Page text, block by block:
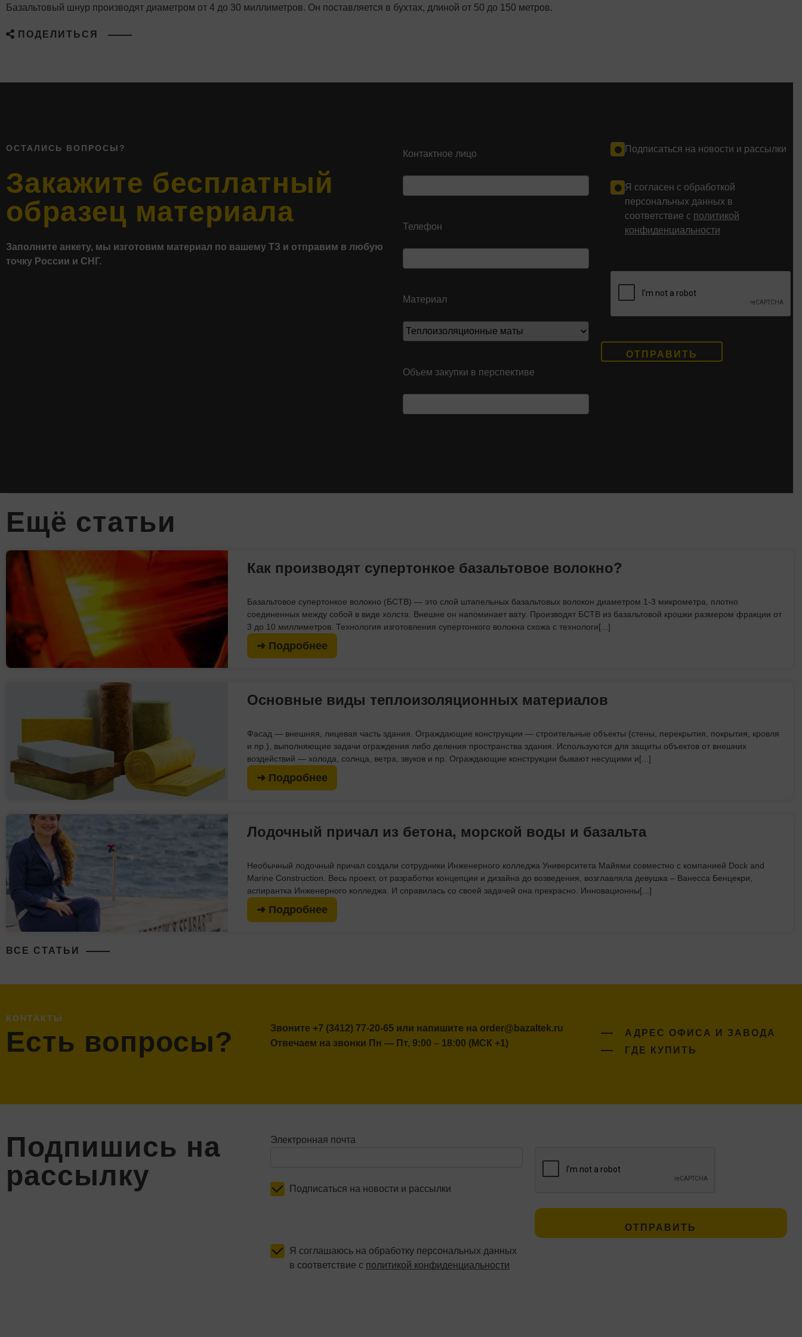
Базальтовый шнур производят диаметром от 4 до 30 миллиметров. Он поставляется в бухтах, длиной от 50 до 150 метров.
ПОДЕЛИТЬСЯ
ОСТАЛИСЬ ВОПРОСЫ?
Закажите бесплатный
образец материала
Заполните анкету, мы изготовим материал по вашему ТЗ и отправим в любую
точку России и СНГ.
Контактное лицо
Телефон
Материал
Объем закупки в перспективе
Подписаться на новости и рассылки
Я согласен с обработкой
персональных данных в
соответствие с политикой
конфиденциальности
Eщё статьи
Как производят супертонкое базальтовое волокно?
Базальтовое супертонкое волокно (БСТВ) — это слой штапельных базальтовых волокон диаметром 1-3 микрометра, плотно
соединенных между собой в виде холста. Внешне он напоминает вату. Производят БСТВ из базальтовой крошки размером фракции от
3 до 10 миллиметров. Технология изготовления супертонкого волокна схожа с технологи[...]
➜ Подробнее
Основные виды теплоизоляционных материалов
Фасад — внешняя, лицевая часть здания. Ограждающие конструкции — строительные объекты (стены, перекрытия, покрытия, кровля
и пр.), выполняющие задачи ограждения либо деления пространства здания. Используются для защиты объектов от внешних
воздействий — холода, солнца, ветра, звуков и пр. Ограждающие конструкции бывают несущими и[...]
➜ Подробнее
Лодочный причал из бетона, морской воды и базальта
Необычный лодочный причал создали сотрудники Инженерного колледжа Университета Майями совместно с компанией Dock and
Marine Construction. Весь проект, от разработки концепции и дизайна до возведения, возглавляла девушка – Ванесса Бенцекри,
аспирантка Инженерного колледжа. И справилась со своей задачей она прекрасно. Инновационны[...]
➜ Подробнее
ВСЕ СТАТЬИ
КОНТАКТЫ
Есть вопросы? Звоните +7 (3412) 77-20-65 или напишите на order@bazaltek.ru
Отвечаем на звонки Пн — Пт, 9:00 – 18:00 (МСК +1)
АДРЕС ОФИСА И ЗАВОДА
ГДЕ КУПИТЬ
Подпишись на
рассылку
Электронная почта
Подписаться на новости и рассылки
Я соглашаюсь на обработку персональных данных
в соответствие с политикой конфиденциальности